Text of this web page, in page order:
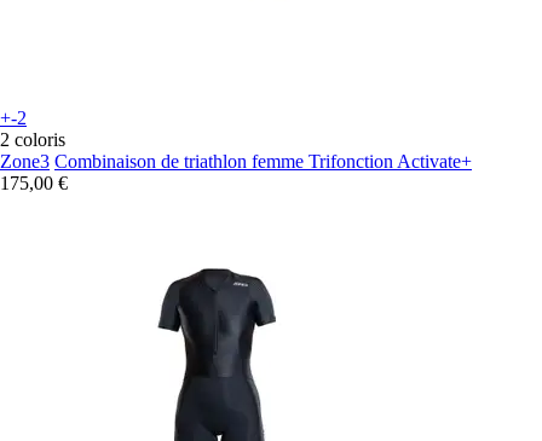
+-2
2 coloris
Zone3 Combinaison de triathlon femme Trifonction Activate+
175,00 €